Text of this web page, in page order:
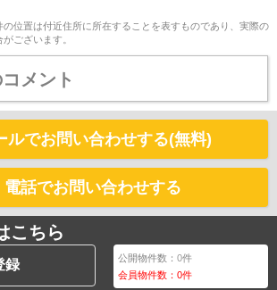
位置は付近住所に所在することを表すものであり、実際の
ございます。
メント
ルでお問い合わせする(無料)
電話でお問い合わせする
こちら
録 公開物件数：0件
会員物件数：0件